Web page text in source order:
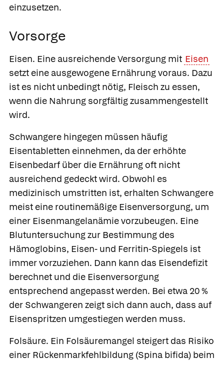
einzusetzen.
Vorsorge
Eisen. Eine ausreichende Versorgung mit Eisen
setzt eine ausgewogene Ernährung voraus. Dazu
ist es nicht unbedingt nötig, Fleisch zu essen,
wenn die Nahrung sorgfältig zusammengestellt
wird.
Schwangere hingegen müssen häufig
Eisentabletten einnehmen, da der erhöhte
Eisenbedarf über die Ernährung oft nicht
ausreichend gedeckt wird. Obwohl es
medizinisch umstritten ist, erhalten Schwangere
meist eine routinemäßige Eisenversorgung, um
einer Eisenmangelanämie vorzubeugen. Eine
Blutuntersuchung zur Bestimmung des
Hämoglobins, Eisen- und Ferritin-Spiegels ist
immer vorzuziehen. Dann kann das Eisendefizit
berechnet und die Eisenversorgung
entsprechend angepasst werden. Bei etwa 20 %
der Schwangeren zeigt sich dann auch, dass auf
Eisenspritzen umgestiegen werden muss.
Folsäure. Ein Folsäuremangel steigert das Risiko
einer Rückenmarkfehlbildung (Spina bifida) beim
Was Ihre Apotheke
Apotheken in
Ihrer Nähe